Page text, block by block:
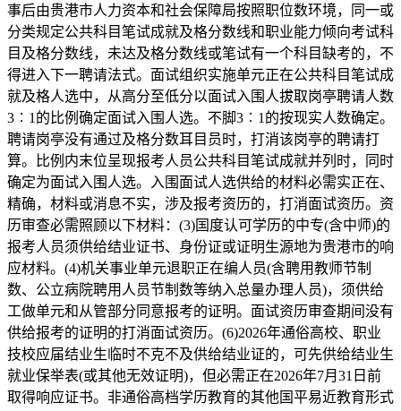
事后由贵港市人力资本和社会保障局按照职位数环境，同一或
分类规定公共科目笔试成就及格分数线和职业能力倾向考试科
目及格分数线，未达及格分数线或笔试有一个科目缺考的，不
得进入下一聘请法式。面试组织实施单元正在公共科目笔试成
就及格人选中，从高分至低分以面试入围人拔取岗亭聘请人数
3︰1的比例确定面试入围人选。不脚3︰1的按现实人数确定。
聘请岗亭没有通过及格分数耳目员时，打消该岗亭的聘请打
算。比例内末位呈现报考人员公共科目笔试成就并列时，同时
确定为面试入围人选。入围面试人选供给的材料必需实正在、
精确，材料或消息不实，涉及报考资历的，打消面试资历。资
历审查必需照顾以下材料：(3)国度认可学历的中专(含中师)的
报考人员须供给结业证书、身份证或证明生源地为贵港市的响
应材料。(4)机关事业单元退职正在编人员(含聘用教师节制
数、公立病院聘用人员节制数等纳入总量办理人员)，须供给
工做单元和从管部分同意报考的证明。面试资历审查期间没有
供给报考的证明的打消面试资历。(6)2026年通俗高校、职业
技校应届结业生临时不克不及供给结业证的，可先供给结业生
就业保举表(或其他无效证明)，但必需正在2026年7月31日前
取得响应证书。非通俗高档学历教育的其他国平易近教育形式